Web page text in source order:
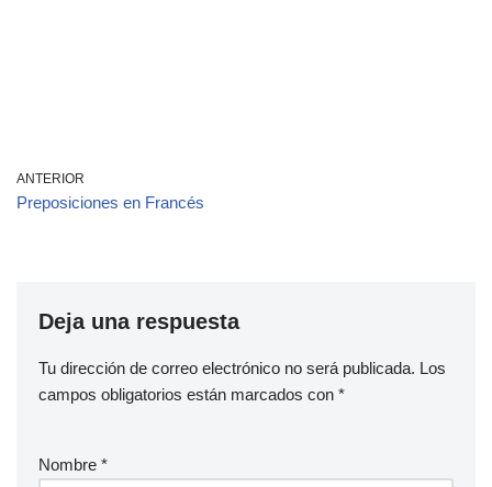
ANTERIOR
Preposiciones en Francés
Deja una respuesta
Tu dirección de correo electrónico no será publicada. Los
campos obligatorios están marcados con *
Nombre *